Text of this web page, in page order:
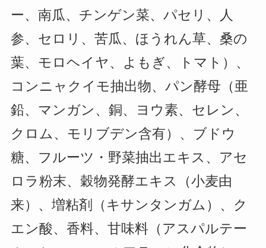
ー、南瓜、チンゲン菜、パセリ、人
参、セロリ、苦瓜、ほうれん草、桑の
葉、モロヘイヤ、よもぎ、トマト）、
コンニャクイモ抽出物、パン酵母（亜
鉛、マンガン、銅、ヨウ素、セレン、
クロム、モリブデン含有）、ブドウ
糖、フルーツ・野菜抽出エキス、アセ
ロラ粉末、穀物発酵エキス（小麦由
来）、増粘剤（キサンタンガム）、ク
エン酸、香料、甘味料（アスパルテー